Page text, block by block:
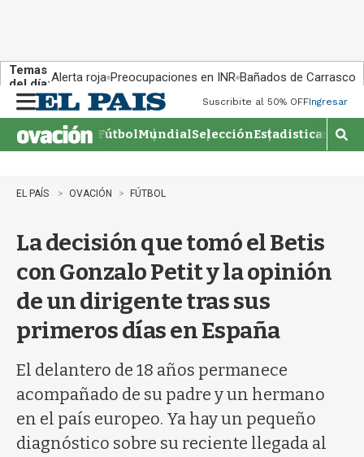
Temas
del día:Alerta roja Preocupaciones en INR Bañados de Carrasco
n
u
Suscribite al 50% OFFIngresar
FútbolMundialSelecciónEstadisticas
M
o
EL PAÍS OVACIÓN FÚTBOL
La decisión que tomó el Betis
con Gonzalo Petit y la opinión
de un dirigente tras sus
primeros días en España
El delantero de 18 años permanece
acompañado de su padre y un hermano
en el país europeo. Ya hay un pequeño
diagnóstico sobre su reciente llegada al